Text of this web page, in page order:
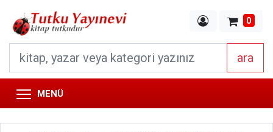
0
ara
MENÜ